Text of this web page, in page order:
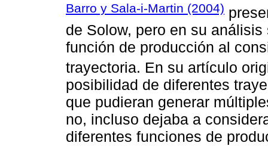
Barro y Sala-i-Martin (2004)
de Solow, pero en su
función de producción al
trayectoria. En su artículo
posibilidad de diferentes
que pudieran generar
no, incluso dejaba a
diferentes funciones de